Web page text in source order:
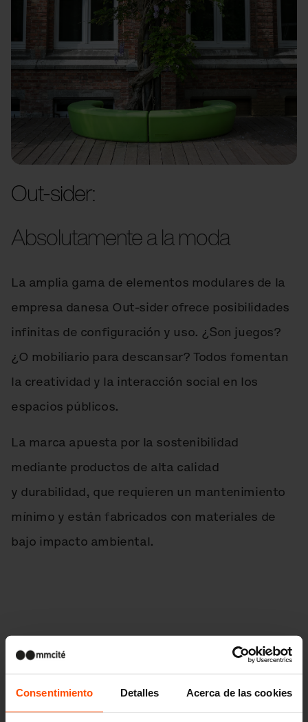
Consentimiento Detalles Acerca de las cookies
Out-sider:
Absolutamente a la moda
La amplia gama de elementos modulares de la
empresa danesa Out‑sider ofrece posibilidades
infinitas de configuración y uso. ¿Son juegos?
¿O mobiliario para descansar? Todos fomentan
la creatividad y la interacción social en los
espacios públicos.
La marca apuesta por la sostenibilidad
mediante productos de alta calidad
y durabilidad, que requieren un mantenimiento
mínimo y están fabricados con materiales de
bajo impacto ambiental.